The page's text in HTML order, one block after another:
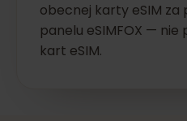
obecnej karty eSIM
panelu eSIMFOX —
kart eSIM.